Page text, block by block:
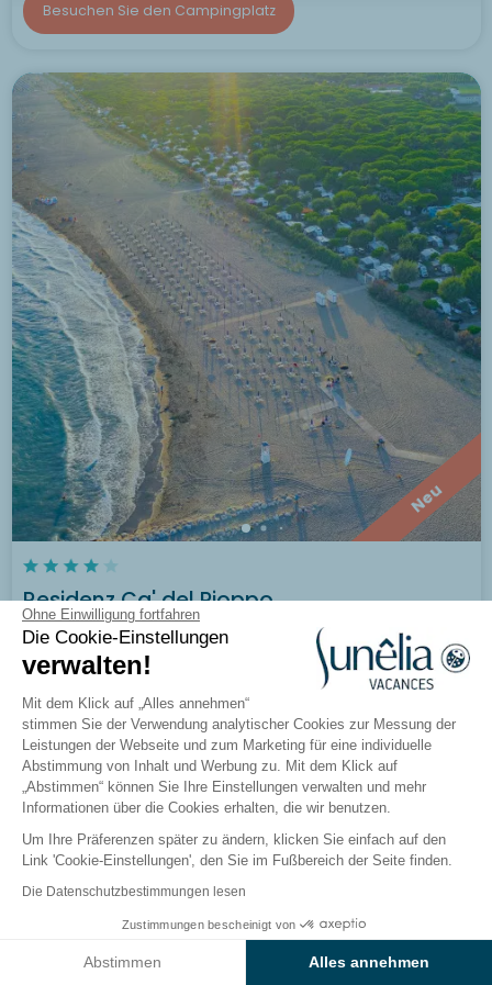
Ohne Einwilligung fortfahren
Die Cookie-Einstellungen
verwalten!
Mit dem Klick auf „Alles annehmen“
stimmen Sie der Verwendung analytischer Cookies zur Messung der
Leistungen der Webseite und zum Marketing für eine individuelle
Abstimmung von Inhalt und Werbung zu. Mit dem Klick auf
„Abstimmen“ können Sie Ihre Einstellungen verwalten und mehr
Informationen über die Cookies erhalten, die wir benutzen.
Um Ihre Präferenzen später zu ändern, klicken Sie einfach auf den
Link 'Cookie-Einstellungen', den Sie im Fußbereich der Seite finden.
Die Datenschutzbestimmungen lesen
Zustimmungen bescheinigt von
Abstimmen Alles annehmen
Besuchen Sie den Campingplatz
Neu
Residenz Ca' del Pioppo
Cavallino Treporti, Venetien, Italien
Ergebnisse auf der Karte anzeigen